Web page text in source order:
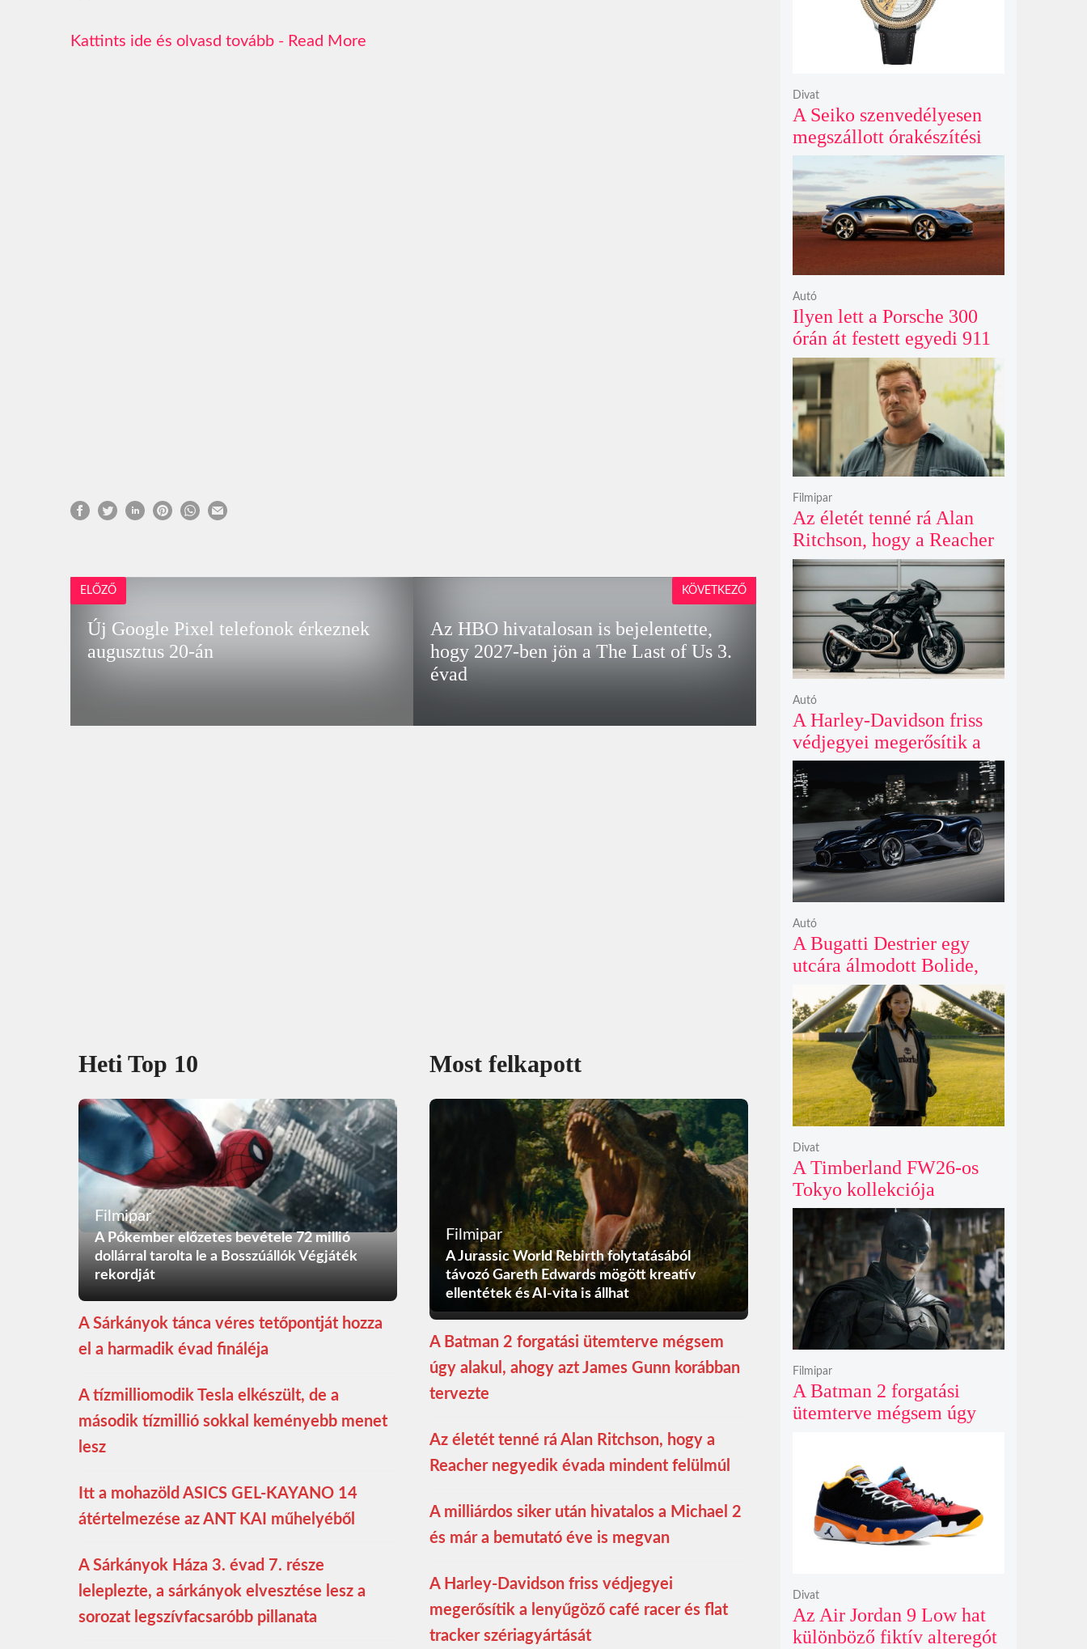
Read More
ELŐZŐ
Új Google Pixel telefonok érkeznek
augusztus 20-án
Az HBO hivatalosan is bejelentette,
hogy 2027-ben jön a The Last of Us 3.
évad
KÖVETKEZŐ
Heti Top 10
Filmipar
A Pókember előzetes bevétele 72 millió
dollárral tarolta le a Bosszúállók Végjáték
rekordját
A Sárkányok tánca véres tetőpontját hozza
el a harmadik évad fináléja
A tízmilliomodik Tesla elkészült, de a
második tízmillió sokkal keményebb menet
lesz
Itt a mohazöld ASICS GEL-KAYANO 14
átértelmezése az ANT KAI műhelyéből
A Sárkányok Háza 3. évad 7. része
leleplezte, a sárkányok elvesztése lesz a
sorozat legszívfacsaróbb pillanata
Most felkapott
Filmipar
A Jurassic World Rebirth folytatásából
távozó Gareth Edwards mögött kreatív
ellentétek és AI-vita is állhat
A Batman 2 forgatási ütemterve mégsem
úgy alakul, ahogy azt James Gunn korábban
tervezte
Az életét tenné rá Alan Ritchson, hogy a
Reacher negyedik évada mindent felülmúl
A milliárdos siker után hivatalos a Michael 2
és már a bemutató éve is megvan
A Harley-Davidson friss védjegyei
megerősítik a lenyűgöző café racer és flat
tracker szériagyártását
A Seiko szenvedélyesen
megszállott órakészítési
kiállítása végre Londonba
érkezik idén nyáron
Divat
Ilyen lett a Porsche 300
órán át festett egyedi 911
Turbo S-e, ami ausztrál
naplementéből született
Autó
Az életét tenné rá Alan
Ritchson, hogy a Reacher
negyedik évada mindent
felülmúl
Filmipar
A Harley-Davidson friss
védjegyei megerősítik a
lenyűgöző café racer és
flat tracker szériagyártását
Autó
A Bugatti Destrier egy
utcára álmodott Bolide,
ami a pályaautók
brutalitását öltözteti
egyedi karosszériába
Autó
A Timberland FW26-os
Tokyo kollekciója
flanellel, kordbársonnyal
és bőrrel gondolja újra az
időtlen örökséget
Divat
A Batman 2 forgatási
ütemterve mégsem úgy
Filmipar
Az Air Jordan 9 Low hat
különböző fiktív alteregót
Divat